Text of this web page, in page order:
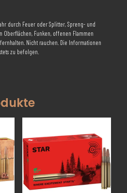
durch Feuer oder Splitter, Spreng- und
Oberflächen, Funken, offenen Flammen
Nicht rauchen. Die Informationen
zu befolgen.